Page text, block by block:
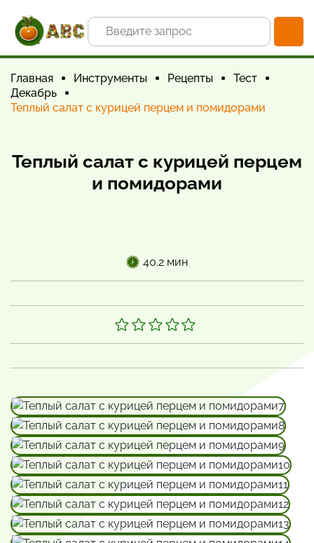
Главная Инструменты Рецепты
Тест
Декабрь
Теплый салат с курицей перцем и помидорами
Теплый салат с курицей перцем
и помидорами
40.2 мин